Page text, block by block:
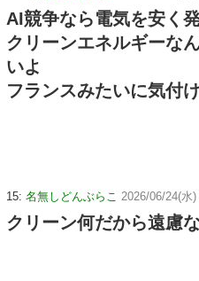
AI競争なら電気を安く
クリーンエネルギーな
いよ
フランスみたいに気付
15: 名無しどんぶらこ 2026/06/24(水
クリーン何だから遠慮